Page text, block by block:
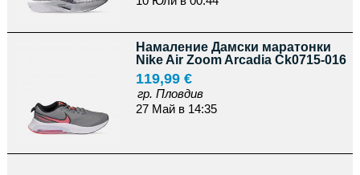
Намаление Дамски маратонки
Nike Air Zoom Arcadia Ck0715-016
119,99 €
гр. Пловдив
27 Май в 14:35